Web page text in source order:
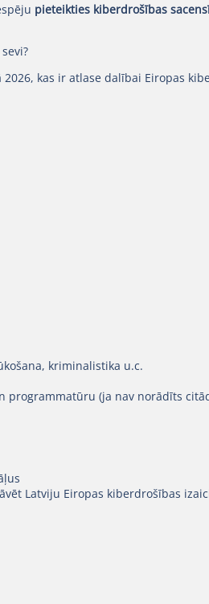
pieteikties kiberdrošības
kas ir atlase dalībai Eiropas
kriminalistika u.c.
programmatūru (ja nav norādīts
Latviju Eiropas kiberdrošības